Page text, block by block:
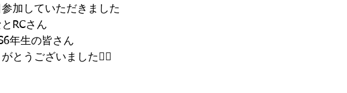
加していただきました
RCさん
年生の皆さん
とうございました🙇‍♂️